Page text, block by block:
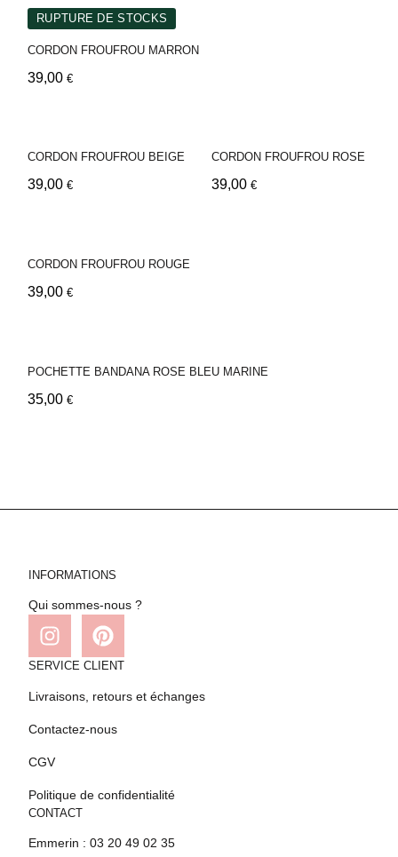
RUPTURE DE STOCKS
CORDON FROUFROU MARRON
39,00 €
CORDON FROUFROU BEIGE
39,00 €
CORDON FROUFROU ROSE
39,00 €
CORDON FROUFROU ROUGE
39,00 €
POCHETTE BANDANA ROSE BLEU MARINE
35,00 €
INFORMATIONS
Qui sommes-nous ?
SERVICE CLIENT
Livraisons, retours et échanges
Contactez-nous
CGV
Politique de confidentialité
CONTACT
Emmerin : 03 20 49 02 35